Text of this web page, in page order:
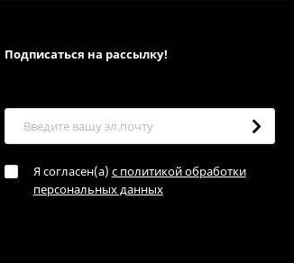
Подписаться на рассылкy!
Я согласен(a) с политикой обработки
персональных данных